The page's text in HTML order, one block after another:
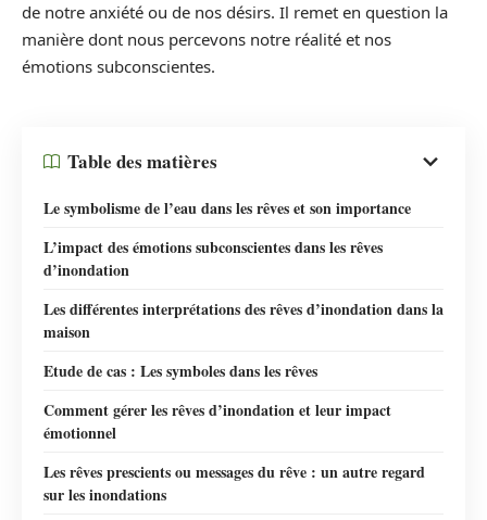
de notre anxiété ou de nos désirs. Il remet en question la
manière dont nous percevons notre réalité et nos
émotions subconscientes.
Table des matières
Le symbolisme de l’eau dans les rêves et son importance
L’impact des émotions subconscientes dans les rêves
d’inondation
Les différentes interprétations des rêves d’inondation dans la
maison
Etude de cas : Les symboles dans les rêves
Comment gérer les rêves d’inondation et leur impact
émotionnel
Les rêves prescients ou messages du rêve : un autre regard
sur les inondations